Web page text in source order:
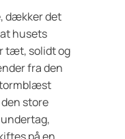
dækker det
husets
tæt, solidt og
fra den
store